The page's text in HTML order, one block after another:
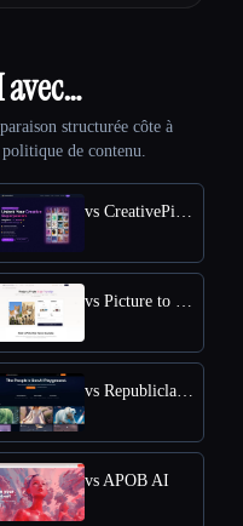
structurée côte à
de contenu.
vs CreativePixel
vs Picture to Drawing
vs Republiclabs.ai
vs APOB AI